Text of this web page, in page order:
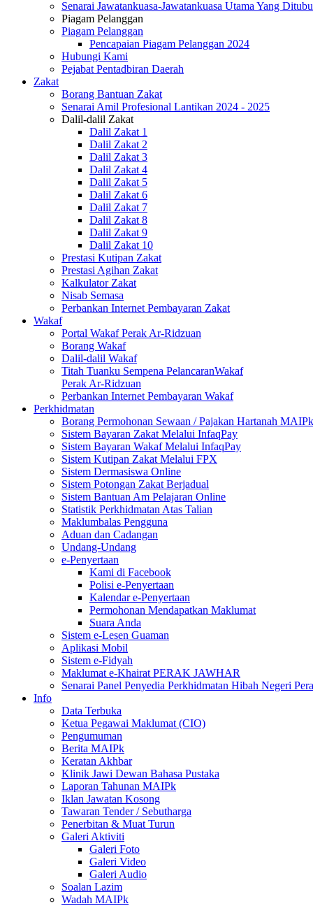
Senarai Jawatankuasa-Jawatankuasa Utama Yang
Piagam Pelanggan
Piagam Pelanggan
Pencapaian Piagam Pelanggan 2024
Hubungi Kami
Pejabat Pentadbiran Daerah
Zakat
Borang Bantuan Zakat
Senarai Amil Profesional Lantikan 2024 - 2025
Dalil-dalil Zakat
Dalil Zakat 1
Dalil Zakat 2
Dalil Zakat 3
Dalil Zakat 4
Dalil Zakat 5
Dalil Zakat 6
Dalil Zakat 7
Dalil Zakat 8
Dalil Zakat 9
Dalil Zakat 10
Prestasi Kutipan Zakat
Prestasi Agihan Zakat
Kalkulator Zakat
Nisab Semasa
Perbankan Internet Pembayaran Zakat
Wakaf
Portal Wakaf Perak Ar-Ridzuan
Borang Wakaf
Dalil-dalil Wakaf
Titah Tuanku Sempena PelancaranWakaf
Perak Ar-Ridzuan
Perbankan Internet Pembayaran Wakaf
Perkhidmatan
Borang Permohonan Sewaan / Pajakan Hartanah MAIPk
Sistem Bayaran Zakat Melalui InfaqPay
Sistem Bayaran Wakaf Melalui InfaqPay
Sistem Kutipan Zakat Melalui FPX
Sistem Dermasiswa Online
Sistem Potongan Zakat Berjadual
Sistem Bantuan Am Pelajaran Online
Statistik Perkhidmatan Atas Talian
Maklumbalas Pengguna
Aduan dan Cadangan
Undang-Undang
e-Penyertaan
Kami di Facebook
Polisi e-Penyertaan
Kalendar e-Penyertaan
Permohonan Mendapatkan Maklumat
Suara Anda
Sistem e-Lesen Guaman
Aplikasi Mobil
Sistem e-Fidyah
Maklumat e-Khairat PERAK JAWHAR
Senarai Panel Penyedia Perkhidmatan Hibah Negeri
Info
Data Terbuka
Ketua Pegawai Maklumat (CIO)
Pengumuman
Berita MAIPk
Keratan Akhbar
Klinik Jawi Dewan Bahasa Pustaka
Laporan Tahunan MAIPk
Iklan Jawatan Kosong
Tawaran Tender / Sebutharga
Penerbitan & Muat Turun
Galeri Aktiviti
Galeri Foto
Galeri Video
Galeri Audio
Soalan Lazim
Wadah MAIPk